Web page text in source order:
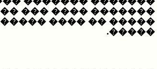
���� ������
��� ����� ���
�����
.